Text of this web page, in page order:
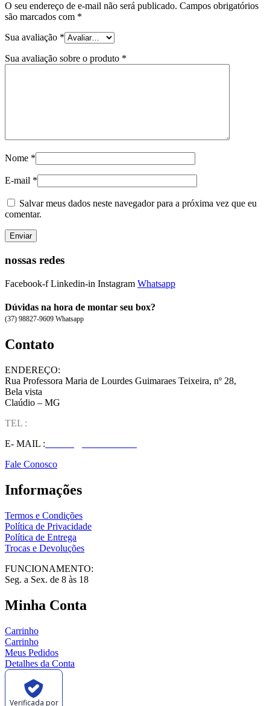
O seu endereço de e-mail não será publicado. Campos obrigatórios
são marcados com *
Sua avaliação *
Sua avaliação sobre o produto *
Nome *
E-mail *
Salvar meus dados neste navegador para a próxima vez que eu
comentar.
nossas redes
Facebook-f Linkedin-in Instagram Whatsapp
Dúvidas na hora de montar seu box?
(37) 98827-9609 Whatsapp
Contato
ENDEREÇO:
Rua Professora Maria de Lourdes Guimaraes Teixeira, nº 28,
Bela vista
Claúdio – MG
TEL :
E- MAIL :
Fale Conosco
Informações
Termos e Condições
Política de Privacidade
Política de Entrega
Trocas e Devoluções
FUNCIONAMENTO:
Seg. a Sex. de 8 às 18
Minha Conta
Carrinho
Carrinho
Meus Pedidos
Detalhes da Conta
Verificada por